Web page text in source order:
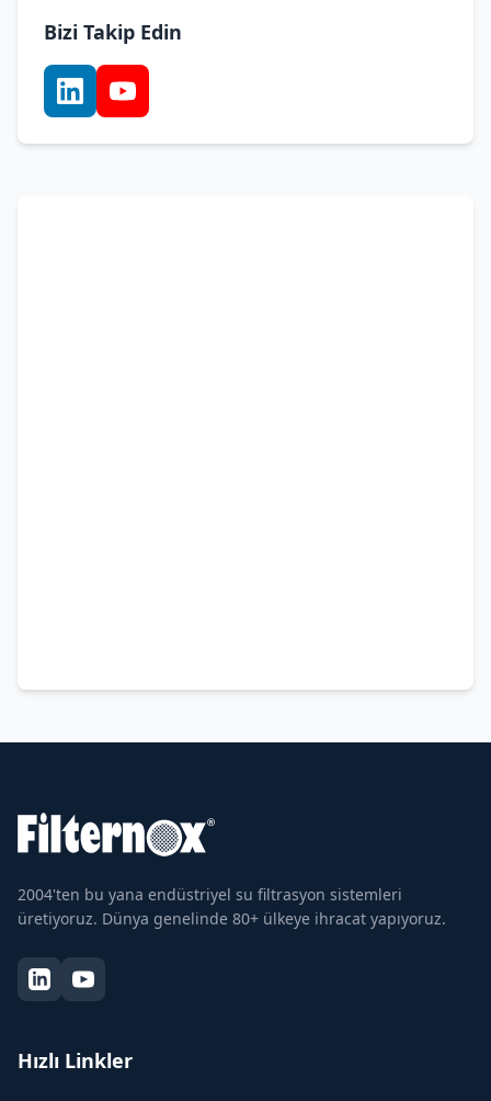
Bizi Takip Edin
2004'ten bu yana endüstriyel su filtrasyon sistemleri
üretiyoruz. Dünya genelinde 80+ ülkeye ihracat yapıyoruz.
Hızlı Linkler